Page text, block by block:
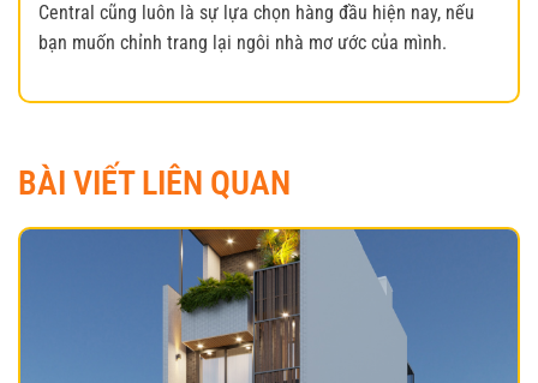
Central cũng luôn là sự lựa chọn hàng đầu hiện nay, nếu
bạn muốn chỉnh trang lại ngôi nhà mơ ước của mình.
BÀI VIẾT LIÊN QUAN